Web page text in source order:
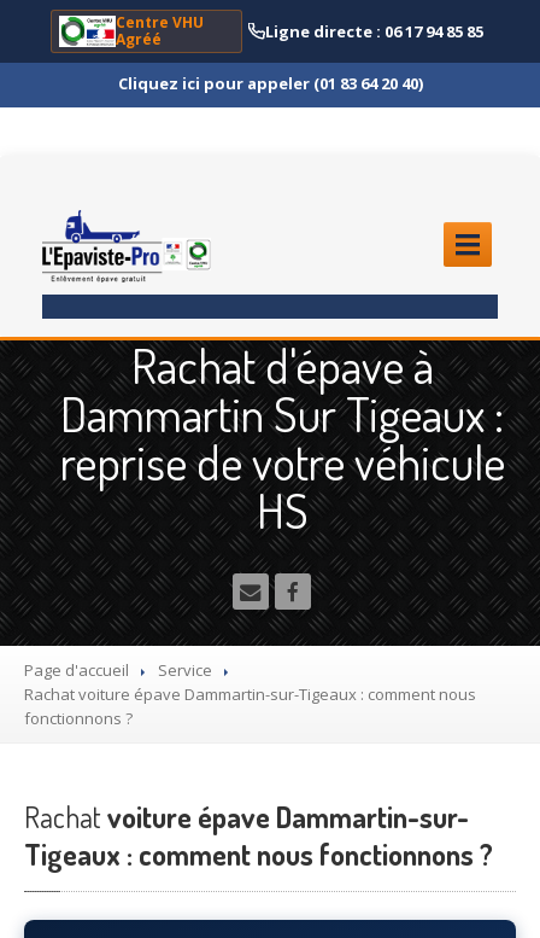
Centre VHU
Agréé
Ligne directe : 06 17 94 85 85
Cliquez ici pour appeler (01 83 64 20 40)
ENLÈVEMENTÉPAVE
Quoi ?
Scooteret Moto
Camion
et Poids Lourd
Utilitaire
Démolisseuragrée VHU gratuit
Mettre à la casse sa voiture
Dépollution
Destructionde voiture agréé
EpavisteGratuit
Rachat d'épave à
Dammartin Sur Tigeaux :
reprise de votre véhicule
HS
Page d'accueil
Service
Rachatvoiture épave Dammartin-sur-Tigeaux : comment nous
fonctionnons ?
Rachatvoiture épave Dammartin-sur-
Tigeaux : comment nous fonctionnons ?